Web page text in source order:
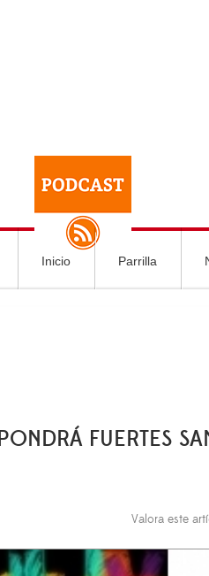
Inicio Parrilla
FUERTES
Valora este